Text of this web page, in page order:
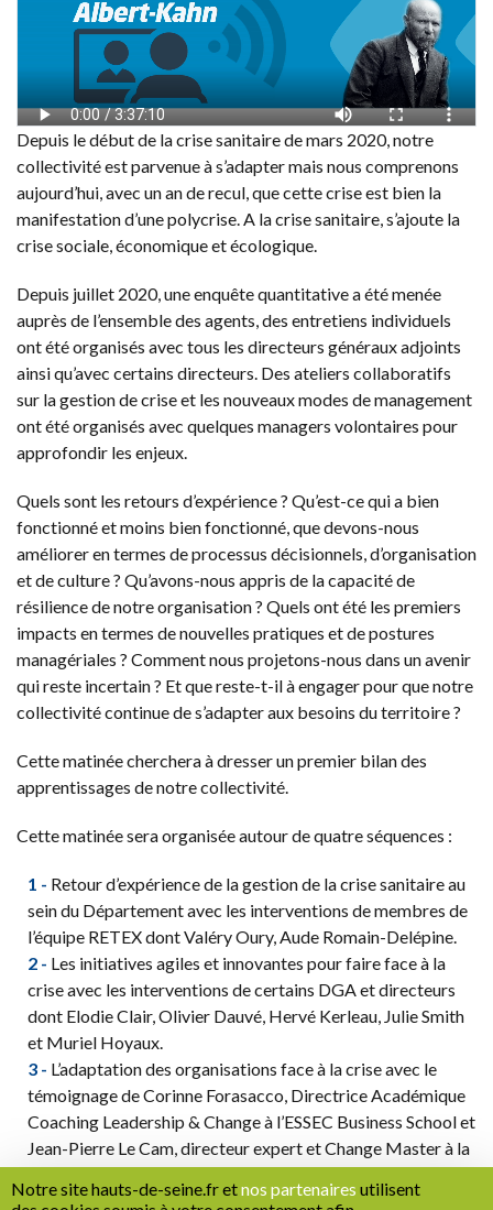
Depuis le début de la crise sanitaire de mars 2020, notre
collectivité est parvenue à s’adapter mais nous comprenons
aujourd’hui, avec un an de recul, que cette crise est bien la
manifestation d’une polycrise. A la crise sanitaire, s’ajoute la
crise sociale, économique et écologique.
Depuis juillet 2020, une enquête quantitative a été menée
auprès de l’ensemble des agents, des entretiens individuels
ont été organisés avec tous les directeurs généraux adjoints
ainsi qu’avec certains directeurs. Des ateliers collaboratifs
sur la gestion de crise et les nouveaux modes de management
ont été organisés avec quelques managers volontaires pour
approfondir les enjeux.
Quels sont les retours d’expérience ? Qu’est-ce qui a bien
fonctionné et moins bien fonctionné, que devons-nous
améliorer en termes de processus décisionnels, d’organisation
et de culture ? Qu’avons-nous appris de la capacité de
résilience de notre organisation ? Quels ont été les premiers
impacts en termes de nouvelles pratiques et de postures
managériales ? Comment nous projetons-nous dans un avenir
qui reste incertain ? Et que reste-t-il à engager pour que notre
collectivité continue de s’adapter aux besoins du territoire ?
Cette matinée cherchera à dresser un premier bilan des
apprentissages de notre collectivité.
Cette matinée sera organisée autour de quatre séquences :
Retour d’expérience de la gestion de la crise sanitaire au
sein du Département avec les interventions de membres de
l’équipe RETEX dont Valéry Oury, Aude Romain-Delépine.
Les initiatives agiles et innovantes pour faire face à la
crise avec les interventions de certains DGA et directeurs
dont Elodie Clair, Olivier Dauvé, Hervé Kerleau, Julie Smith
et Muriel Hoyaux.
L’adaptation des organisations face à la crise avec le
témoignage de Corinne Forasacco, Directrice Académique
Coaching Leadership & Change à l’ESSEC Business School et
Jean-Pierre Le Cam, directeur expert et Change Master à la
Société Générale.
Quelles perspectives pour demain ? avec Carine
Notre site hauts-de-seine.fr etnos partenaires utilisent